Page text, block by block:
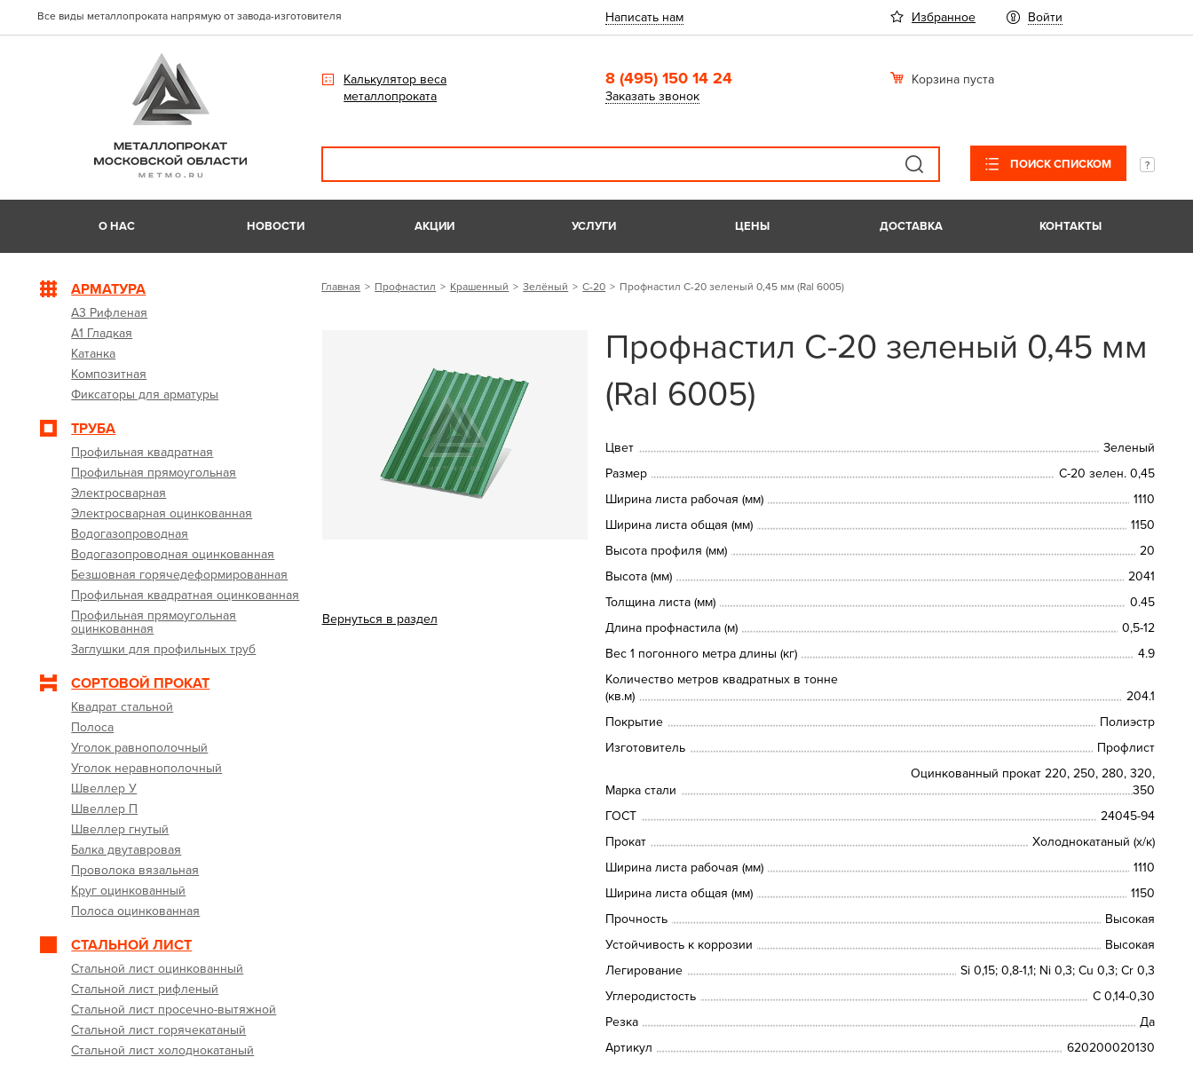
Все виды металлопроката напрямую от завода-изготовителя Написать нам Избранное Войти
Калькулятор веса
металлопроката
8 (495) 150 14 24
Заказать звонок
Корзина пуста
ПОИСК СПИСКОМ
О НАС НОВОСТИ АКЦИИ УСЛУГИ ЦЕНЫ ДОСТАВКА КОНТАКТЫ
АРМАТУРА
А3 Рифленая
А1 Гладкая
Катанка
Композитная
Фиксаторы для арматуры
ТРУБА
Профильная квадратная
Профильная прямоугольная
Электросварная
Электросварная оцинкованная
Водогазопроводная
Водогазопроводная оцинкованная
Безшовная горячедеформированная
Профильная квадратная оцинкованная
Профильная прямоугольная
оцинкованная
Заглушки для профильных труб
СОРТОВОЙ ПРОКАТ
Квадрат стальной
Полоса
Уголок равнополочный
Уголок неравнополочный
Швеллер У
Швеллер П
Швеллер гнутый
Балка двутавровая
Проволока вязальная
Круг оцинкованный
Полоса оцинкованная
СТАЛЬНОЙ ЛИСТ
Стальной лист оцинкованный
Стальной лист рифленый
Стальной лист просечно-вытяжной
Стальной лист горячекатаный
Стальной лист холоднокатаный
Главная Профнастил Крашенный Зелёный С-20 Профнастил С-20 зеленый 0,45 мм (Ral 6005)
Вернуться в раздел
Профнастил С-20 зеленый 0,45 мм
(Ral 6005)
Цвет
Зеленый
Размер
С-20 зелен. 0,45
Ширина листа рабочая (мм)
1110
Ширина листа общая (мм)
1150
Высота профиля (мм)
20
Высота (мм)
2041
Толщина листа (мм)
0.45
Длина профнастила (м)
0,5-12
Вес 1 погонного метра длины (кг)
4.9
Количество метров квадратных в тонне
(кв.м)
204.1
Покрытие
Полиэстр
Изготовитель
Профлист
Марка стали
Оцинкованный прокат 220, 250, 280, 320,
350
ГОСТ
24045-94
Прокат
Холоднокатаный (х/к)
Ширина листа рабочая (мм)
1110
Ширина листа общая (мм)
1150
Прочность
Высокая
Устойчивость к коррозии
Высокая
Легирование
Si 0,15; 0,8-1,1; Ni 0,3; Сu 0,3; Cr 0,3
Углеродистость
C 0,14-0,30
Резка
Да
Артикул
620200020130